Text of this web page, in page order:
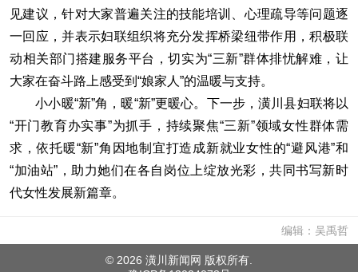
见建议，针对大家普遍关注的技能培训、心理疏导等问题逐
一回应，并表示妇联组织将充分发挥桥梁纽带作用，积极联
动相关部门搭建服务平台，切实为“三新”群体排忧解难，让
大家在奋斗路上感受到“娘家人”的温暖与支持。
小小暖“新”角，暖“新”更暖心。下一步，潢川县妇联将以
“开门教育办实事”为抓手，持续聚焦“三新”领域女性群体需
求，依托暖“新”角因地制宜打造成新就业女性的“避风港”和
“加油站”，助力她们在各自岗位上绽放光彩，共同书写新时
代女性发展新篇章。
编辑：吴禹哲
© 2026 潢川新闻网 版权所有.